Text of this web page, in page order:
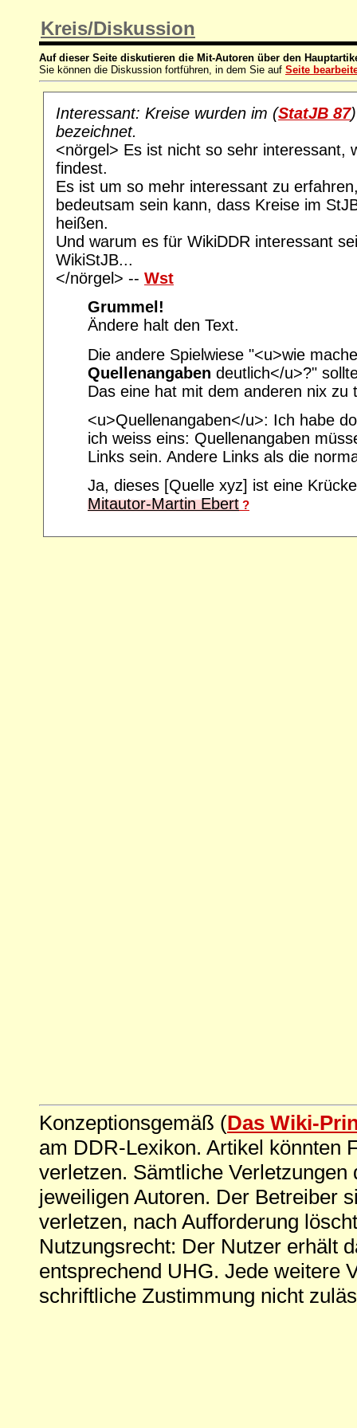
Kreis/Diskussion
Auf dieser Seite diskutieren die Mit-Autoren über den
Sie können die Diskussion fortführen, in dem Sie auf Seite
Interessant: Kreise wurden im (StatJB 87
bezeichnet.
<nörgel> Es ist nicht so sehr interessant,
findest.
Es ist um so mehr interessant zu
bedeutsam sein kann, dass Kreise im
heißen.
Und warum es für WikiDDR interessant
WikiStJB...
</nörgel> -- Wst
Grummel!
Ändere halt den Text.
Die andere Spielwiese "<u>wie
Quellenangaben deutlich</u>?"
Das eine hat mit dem anderen nix zu
<u>Quellenangaben</u>: Ich habe
ich weiss eins: Quellenangaben
Links sein. Andere Links als die
Ja, dieses [Quelle xyz] ist eine
Mitautor-Martin Ebert ?
Konzeptionsgemäß (Das Wiki-
am DDR-Lexikon. Artikel könnten
verletzen. Sämtliche
jeweiligen Autoren. Der Betreiber
verletzen, nach Aufforderung
Nutzungsrecht: Der Nutzer erhält
entsprechend UHG. Jede weitere
schriftliche Zustimmung nicht